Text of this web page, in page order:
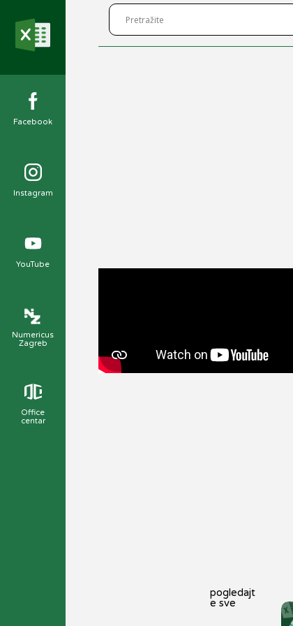
Facebook
Instagram
YouTube
Numericus
Zagreb
Office
centar
pogledajt
e sve